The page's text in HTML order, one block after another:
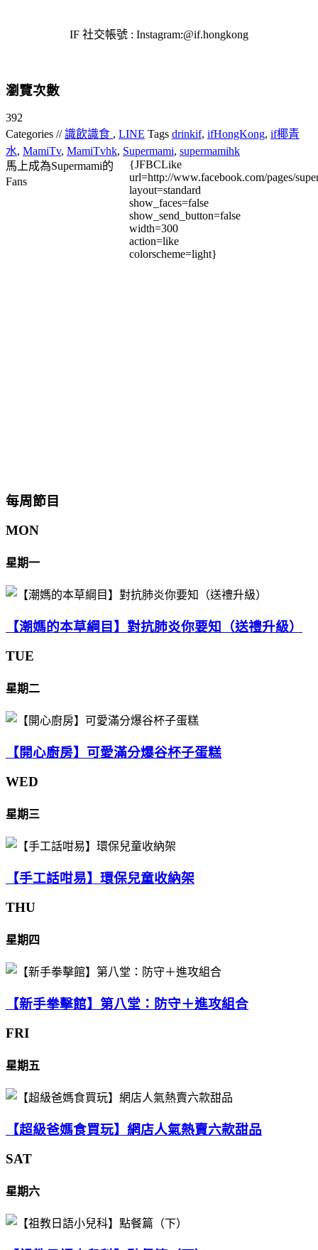
IF 社交帳號 : Instagram:@if.hongkong
瀏覽次數
392
Categories //識飲識食 , LINE Tags drinkif, ifHongKong, if椰青
水, MamiTv, MamiTvhk, Supermami, supermamihk
馬上成為Supermami的
Fans
{JFBCLike
url=http://www.facebook.com/pages/
layout=standard
show_faces=false
show_send_button=false
width=300
action=like
colorscheme=light}
每周節目
MON
星期一
【潮媽的本草綱目】對抗肺炎你要知（送禮升級）
TUE
星期二
【開心廚房】可愛滿分爆谷杯子蛋糕
WED
星期三
【手工話咁易】環保兒童收納架
THU
星期四
【新手拳擊館】第八堂：防守＋進攻組合
FRI
星期五
【超級爸媽食買玩】網店人氣熱賣六款甜品
SAT
星期六